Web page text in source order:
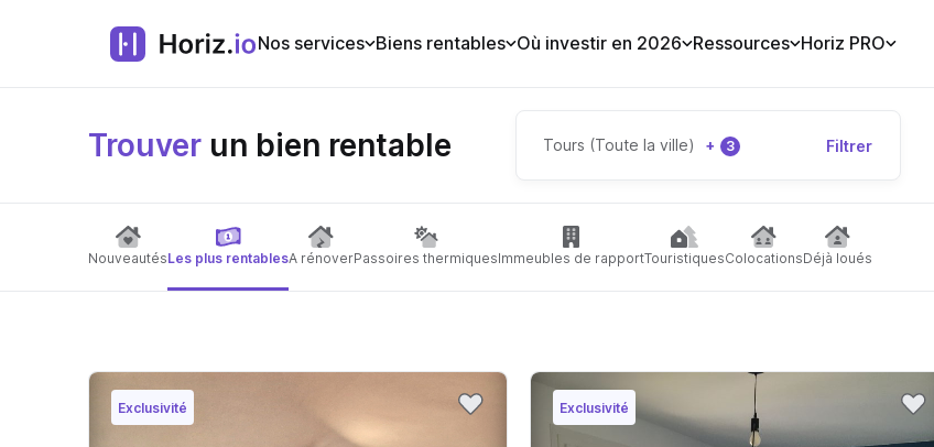
Nos services Biens rentables Où investir en 2026 Ressources Horiz PRO
Trouver un bien rentable Tours (Toute la ville) + 3 Filtrer
NouveautésLes plus rentablesA rénoverPassoires thermiquesImmeubles de rapportTouristiquesColocationsDéjà loués
Exclusivité Exclusivité